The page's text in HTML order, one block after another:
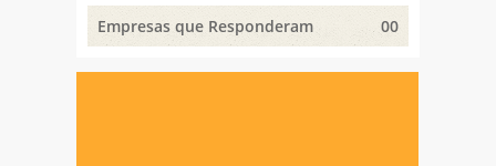
Empresas que Responderam 00